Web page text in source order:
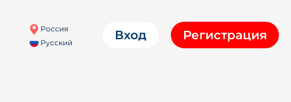
Россия
Русский
Вход Регистрация